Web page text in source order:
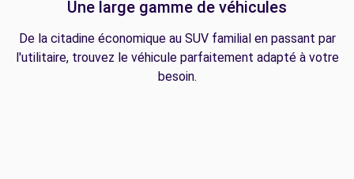
Une large gamme de véhicules
De la citadine économique au SUV familial en passant par
l'utilitaire, trouvez le véhicule parfaitement adapté à votre
besoin.